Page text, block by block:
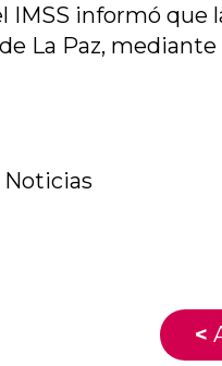
IMSS informó que
La Paz,
Noticias
<